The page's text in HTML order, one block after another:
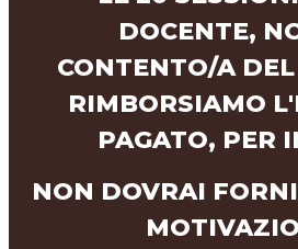
DOCENTE,
CONTENTO/A
RIMBORSIAMO
PAGATO, PER
NON DOVRAI